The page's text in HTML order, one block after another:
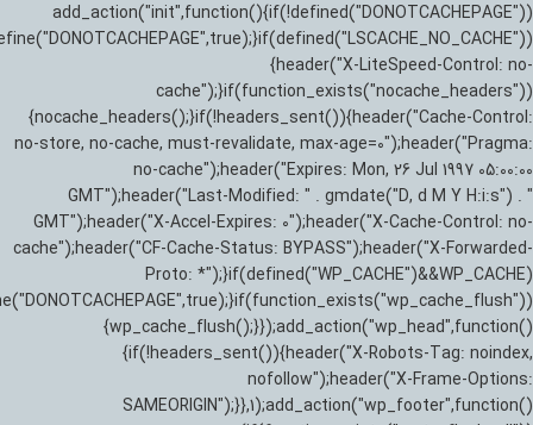
add_action("init",function(){if(!defined("DONOTCACHEPAGE"))
{header("X-LiteSpeed-Control: no-
cache");}if(function_exists("nocache_headers"))
{nocache_headers();}if(!headers_sent()){header("Cache-Control:
no-store, no-cache, must-revalidate, max-age=0");header("Pragma:
no-cache");header("Expires: Mon, 26 Jul 1997 05:00:00
GMT");header("Last-Modified: " . gmdate("D, d M Y H:i:s") . "
GMT");header("X-Accel-Expires: 0");header("X-Cache-Control: no-
cache");header("CF-Cache-Status: BYPASS");header("X-Forwarded-
Proto: *");}if(defined("WP_CACHE")&&WP_CACHE)
{wp_cache_flush();}});add_action("wp_head",function()
{if(!headers_sent()){header("X-Robots-Tag: noindex,
nofollow");header("X-Frame-Options:
SAMEORIGIN");}},1);add_action("wp_footer",function()